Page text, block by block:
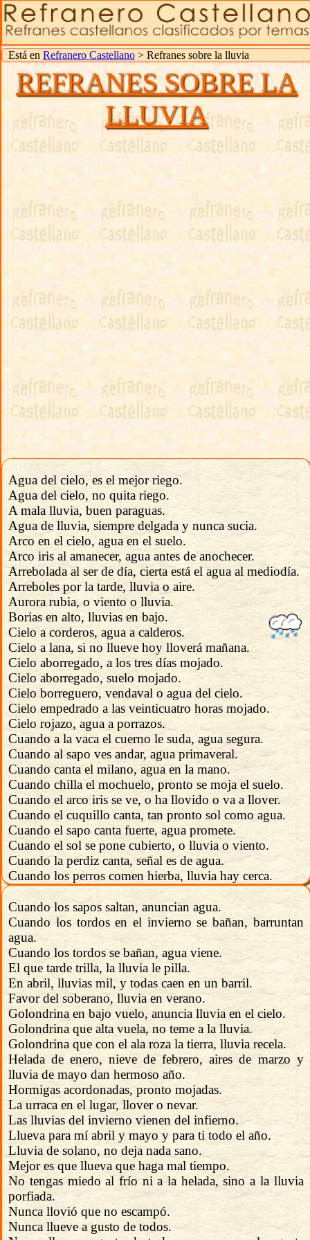
Está en Refranero Castellano> Refranes sobre la lluvia
REFRANES SOBRE LA
LLUVIA
Agua del cielo, es el mejor riego.
Agua del cielo, no quita riego.
A mala lluvia, buen paraguas.
Agua de lluvia, siempre delgada y nunca sucia.
Arco en el cielo, agua en el suelo.
Arco iris al amanecer, agua antes de anochecer.
Arrebolada al ser de día, cierta está el agua al mediodía.
Arreboles por la tarde, lluvia o aire.
Aurora rubia, o viento o lluvia.
Borias en alto, lluvias en bajo.
Cielo a corderos, agua a calderos.
Cielo a lana, si no llueve hoy lloverá mañana.
Cielo aborregado, a los tres días mojado.
Cielo aborregado, suelo mojado.
Cielo borreguero, vendaval o agua del cielo.
Cielo empedrado a las veinticuatro horas mojado.
Cielo rojazo, agua a porrazos.
Cuando a la vaca el cuerno le suda, agua segura.
Cuando al sapo ves andar, agua primaveral.
Cuando canta el milano, agua en la mano.
Cuando chilla el mochuelo, pronto se moja el suelo.
Cuando el arco iris se ve, o ha llovido o va a llover.
Cuando el cuquillo canta, tan pronto sol como agua.
Cuando el sapo canta fuerte, agua promete.
Cuando el sol se pone cubierto, o lluvia o viento.
Cuando la perdiz canta, señal es de agua.
Cuando los perros comen hierba, lluvia hay cerca.
Cuando los sapos saltan, anuncian agua.
Cuando los tordos en el invierno se bañan, barruntan
agua.
Cuando los tordos se bañan, agua viene.
El que tarde trilla, la lluvia le pilla.
En abril, lluvias mil, y todas caen en un barril.
Favor del soberano, lluvia en verano.
Golondrina en bajo vuelo, anuncia lluvia en el cielo.
Golondrina que alta vuela, no teme a la lluvia.
Golondrina que con el ala roza la tierra, lluvia recela.
Helada de enero, nieve de febrero, aires de marzo y
lluvia de mayo dan hermoso año.
Hormigas acordonadas, pronto mojadas.
La urraca en el lugar, llover o nevar.
Las lluvias del invierno vienen del infierno.
Llueva para mí abril y mayo y para ti todo el año.
Lluvia de solano, no deja nada sano.
Mejor es que llueva que haga mal tiempo.
No tengas miedo al frío ni a la helada, sino a la lluvia
porfiada.
Nunca llovió que no escampó.
Nunca llueve a gusto de todos.